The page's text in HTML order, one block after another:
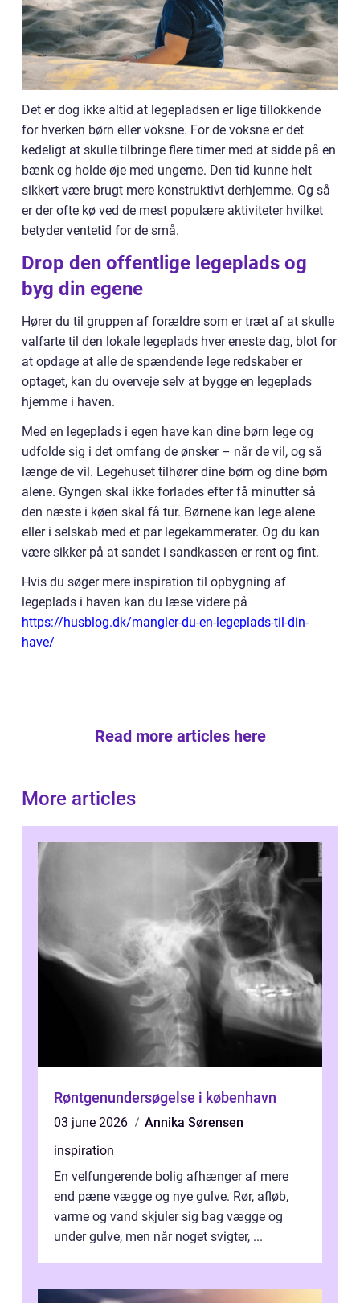
Det er dog ikke altid at legepladsen er lige tillokkende
for hverken børn eller voksne. For de voksne er det
kedeligt at skulle tilbringe flere timer med at sidde på en
bænk og holde øje med ungerne. Den tid kunne helt
sikkert være brugt mere konstruktivt derhjemme. Og så
er der ofte kø ved de mest populære aktiviteter hvilket
betyder ventetid for de små.
Drop den offentlige legeplads og
byg din egene
Hører du til gruppen af forældre som er træt af at skulle
valfarte til den lokale legeplads hver eneste dag, blot for
at opdage at alle de spændende lege redskaber er
optaget, kan du overveje selv at bygge en legeplads
hjemme i haven.
Med en legeplads i egen have kan dine børn lege og
udfolde sig i det omfang de ønsker – når de vil, og så
længe de vil. Legehuset tilhører dine børn og dine børn
alene. Gyngen skal ikke forlades efter få minutter så
den næste i køen skal få tur. Børnene kan lege alene
eller i selskab med et par legekammerater. Og du kan
være sikker på at sandet i sandkassen er rent og fint.
Hvis du søger mere inspiration til opbygning af
legeplads i haven kan du læse videre på
https://husblog.dk/mangler-du-en-legeplads-til-din-
have/
Read more articles here
More articles
Røntgenundersøgelse i københavn
03 june 2026
Annika Sørensen
inspiration
En velfungerende bolig afhænger af mere
end pæne vægge og nye gulve. Rør, afløb,
varme og vand skjuler sig bag vægge og
under gulve, men når noget svigter, ...